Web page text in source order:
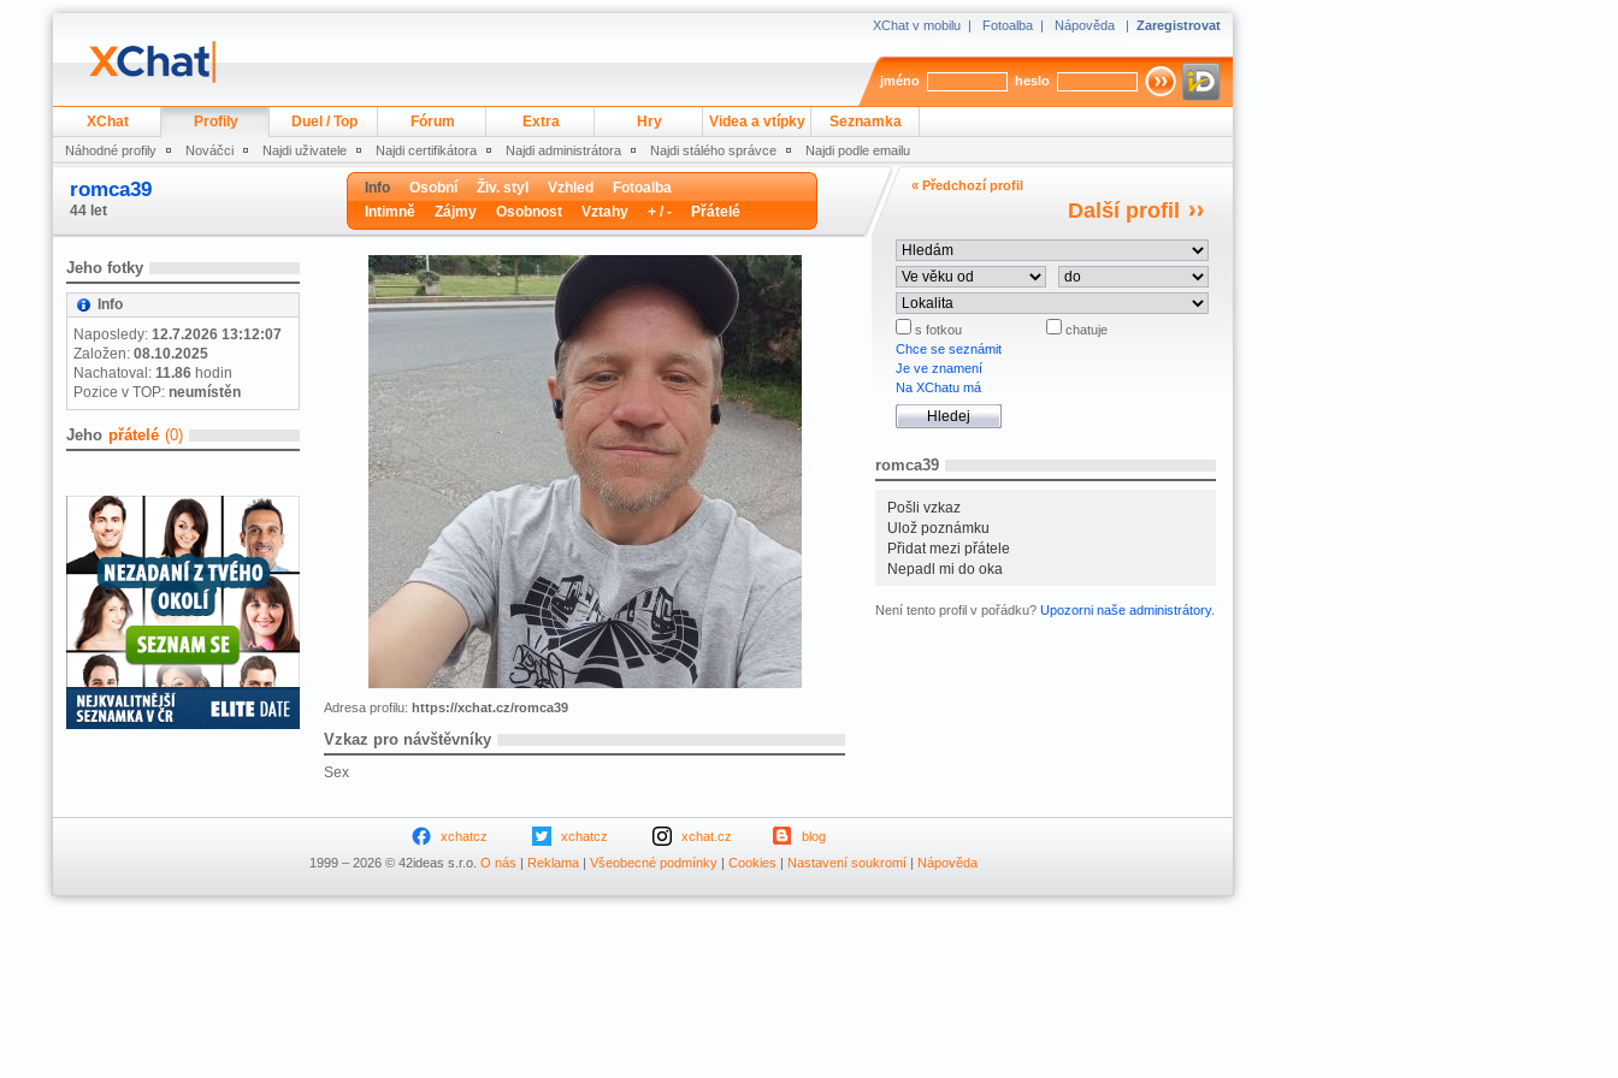
XChat v mobilu | Fotoalba | Nápověda | Zaregistrovat
jméno heslo
XChat Profily Duel / Top Fórum Extra Hry Videa a vtípky Seznamka
Náhodné profily Nováčci Najdi uživatele Najdi certifikátora Najdi administrátora Najdi stálého správce Najdi podle emailu
romca39
44 let
Info Osobní Živ. styl Vzhled
Fotoalba
Intimně
Zájmy Osobnost Vztahy + / - Přátelé
« Předchozí profil
Další profil
Jeho fotky
Info
Naposledy: 12.7.2026 13:12:07
Založen: 08.10.2025
Nachatoval: 11.86 hodin
Pozice v TOP: neumístěn
Jeho přátelé (0)
Adresa profilu: https://xchat.cz/romca39
Vzkaz pro návštěvníky
Sex
s fotkou
chatuje
Chce se seznámit
Je ve znamení
Na XChatu má
romca39
Pošli vzkaz
Ulož poznámku
Přidat mezi přátele
Nepadl mi do oka
Není tento profil v pořádku? Upozorni naše administrátory.
xchatcz xchatcz xchat.cz
blog
1999 – 2026 © 42ideas s.r.o. O nás | Reklama| Všeobecné podmínky| Cookies | Nastavení soukromí| Nápověda